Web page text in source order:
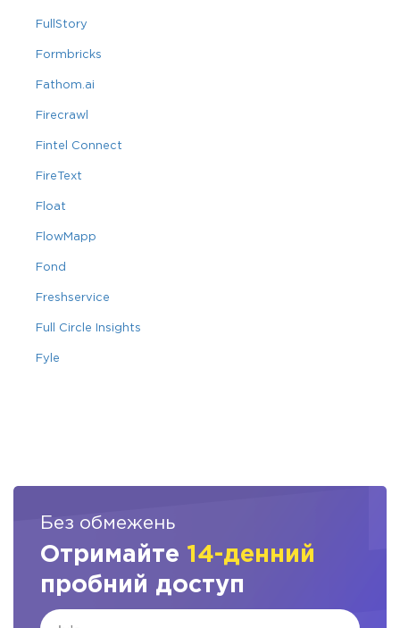
FullStory
Formbricks
Fathom.ai
Firecrawl
Fintel Connect
FireText
Float
FlowMapp
Fond
Freshservice
Full Circle Insights
Fyle
Без обмежень
Отримайте 14-денний
пробний доступ